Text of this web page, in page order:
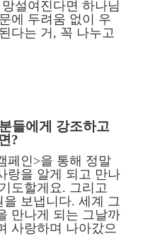
설여진다면 하나님
에 두려움 없이 우
다는 거, 꼭 나누고
들에게 강조하고
?
페인>을 통해 정말
랑을 알게 되고 만나
도할게요. 그리고
보냅니다. 세계 그
만나게 되는 그날까
사랑하며 나아갔으